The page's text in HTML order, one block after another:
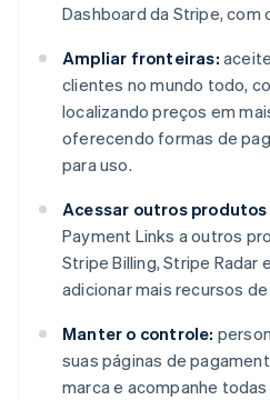
Dashboard da Stripe, com
Ampliar fronteiras:
clientes no mundo todo,
localizando preços em
oferecendo formas de
para uso.
Acessar outros
Payment Links a outros
Stripe Billing, Stripe Radar
adicionar mais recursos
Manter o controle:
suas páginas de
marca e acompanhe